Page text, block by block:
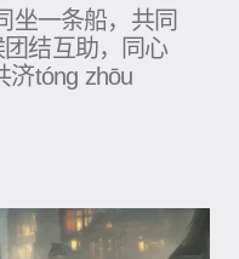
坐一条船，共同
结互助，同心
济tóng zhōu